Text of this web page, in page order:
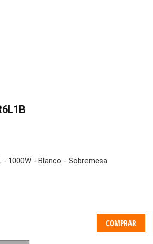
1000W - Blanco - Sobremesa
COMPRAR